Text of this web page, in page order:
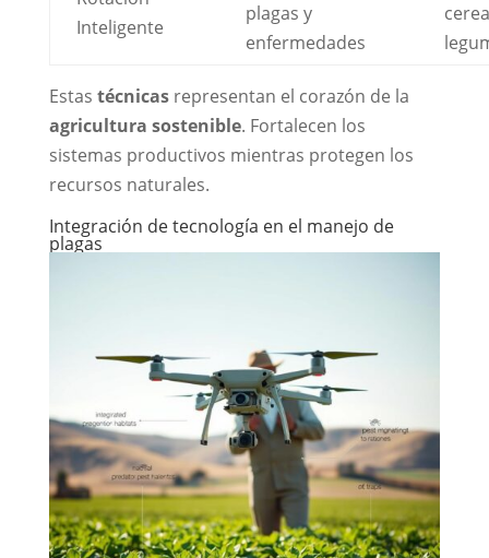
Inteligente
plagas y
enfermedades
Estas técnicasrepresentan el corazón de la
agricultura sostenible. Fortalecen los
sistemas productivos mientras protegen los
recursos naturales.
Integración de tecnología en el manejo de
plagas